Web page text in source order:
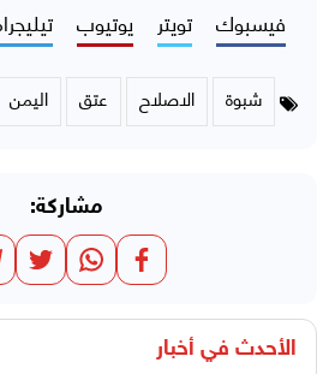
فيسبوك تويتر يوتيوب
شبوة الاصلاح عتق اليمن
مشاركة:
الأحدث في أخبار